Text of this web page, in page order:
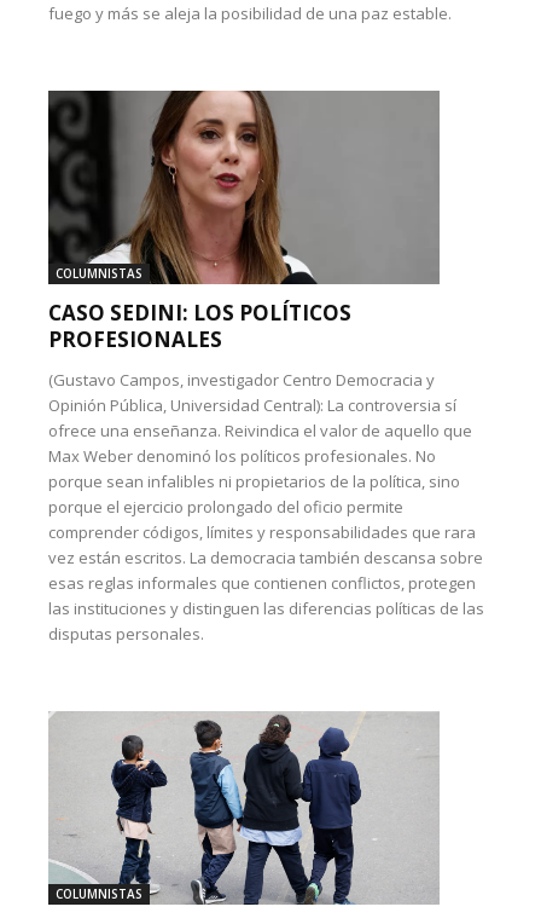
fuego y más se aleja la posibilidad de una paz estable.
COLUMNISTAS
CASO SEDINI: LOS POLÍTICOS
PROFESIONALES
(Gustavo Campos, investigador Centro Democracia y
Opinión Pública, Universidad Central): La controversia sí
ofrece una enseñanza. Reivindica el valor de aquello que
Max Weber denominó los políticos profesionales. No
porque sean infalibles ni propietarios de la política, sino
porque el ejercicio prolongado del oficio permite
comprender códigos, límites y responsabilidades que rara
vez están escritos. La democracia también descansa sobre
esas reglas informales que contienen conflictos, protegen
las instituciones y distinguen las diferencias políticas de las
disputas personales.
COLUMNISTAS